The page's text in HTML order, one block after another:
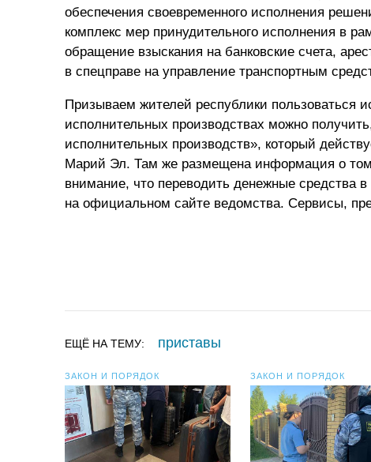
обеспечения своевременного исполнения
комплекс мер принудительного исполнения в
обращение взыскания на банковские счета,
в спецправе на управление транспортным
Призываем жителей республики пользоваться
исполнительных производствах можно
исполнительных производств», который
Марий Эл. Там же размещена информация о
внимание, что переводить денежные средства
на официальном сайте ведомства. Сервисы,
ЕЩЁ НА ТЕМУ: приставы
ЗАКОН И ПОРЯДОК ЗАКОН И ПОРЯДОК